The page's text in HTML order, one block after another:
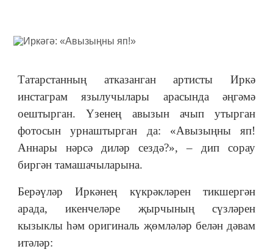
Татарстанның атказанган артисты Иркә
инстаграм язылучылары арасында әңгәмә
оештырган. Үзенең авызын ачып утырган
фотосын урнаштырган да: «Авызыңны яп!
Аннары нәрсә диләр сездә?», – дип сорау
биргән тамашачыларына.
Берәүләр Иркәнең күкрәкләрен тикшергән
арада, икенчеләре җырчының сүзләрен
кызыклы һәм оригиналь җөмләләр белән дәвам
итәләр: